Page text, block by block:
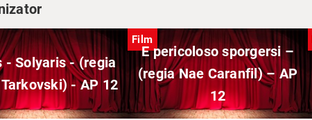
- Solyaris - (regia
- AP 12
Film
E pericoloso sporgersi –
(regia Nae Caranfil) – AP
12